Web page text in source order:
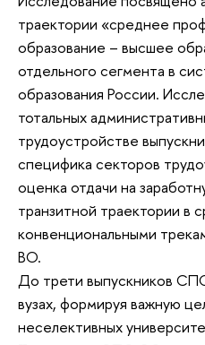
траектории «среднее
образование – высшее
отдельного сегмента в
образования России.
тотальных
трудоустройстве
специфика секторов
оценка отдачи на
транзитной траектории в
конвенциональными
ВО.
До трети выпускников
вузах, формируя важную
неселективных